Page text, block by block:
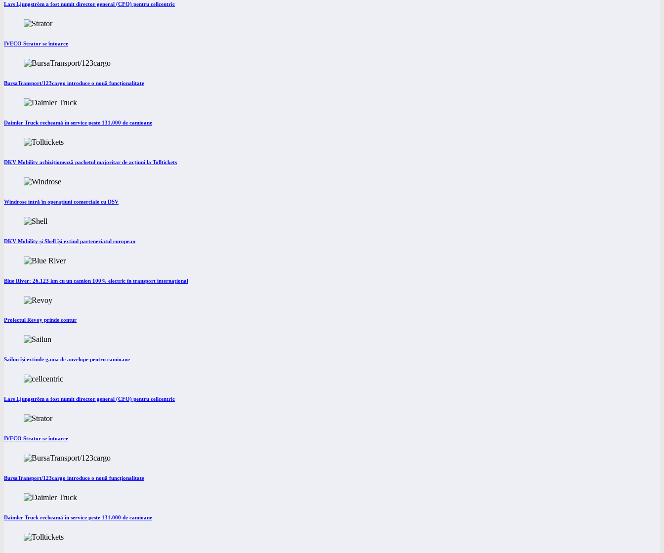
Lars Ljungström a fost numit director general (CFO) pentru cellcentric
IVECO Strator se întoarce
BursaTransport/123cargo introduce o nouă funcționalitate
Daimler Truck recheamă în service peste 131.000 de camioane
DKV Mobility achiziționează pachetul majoritar de acțiuni la Tolltickets
Windrose intră în operațiuni comerciale cu DSV
DKV Mobility și Shell își extind parteneriatul european
Blue River: 26.123 km cu un camion 100% electric în transport internațional
Proiectul Revoy prinde contur
Sailun își extinde gama de anvelope pentru camioane
Lars Ljungström a fost numit director general (CFO) pentru cellcentric
IVECO Strator se întoarce
BursaTransport/123cargo introduce o nouă funcționalitate
Daimler Truck recheamă în service peste 131.000 de camioane